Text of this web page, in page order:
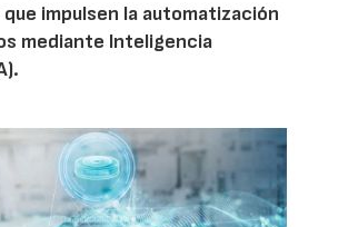
que impulsen la automatización
mediante Inteligencia